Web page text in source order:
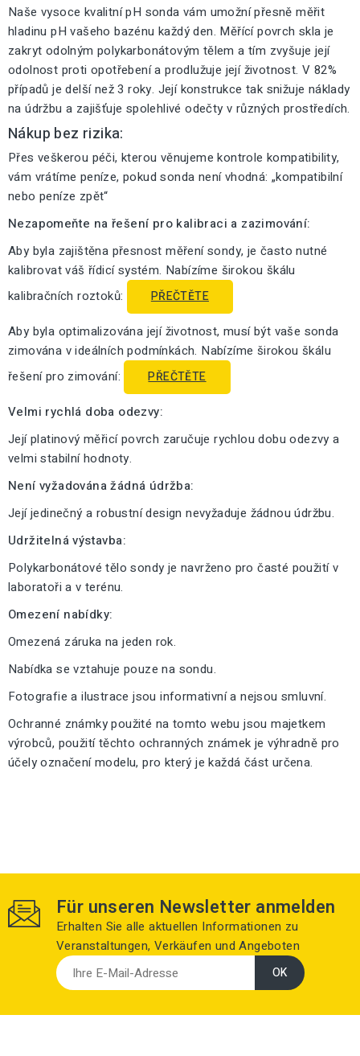
Naše vysoce kvalitní pH sonda vám umožní přesně měřit
hladinu pH vašeho bazénu každý den. Měřící povrch skla je
zakryt odolným polykarbonátovým tělem a tím zvyšuje její
odolnost proti opotřebení a prodlužuje její životnost. V 82%
případů je delší než 3 roky. Její konstrukce tak snižuje náklady
na údržbu a zajišťuje spolehlivé odečty v různých prostředích.
Nákup bez rizika:
Přes veškerou péči, kterou věnujeme kontrole kompatibility,
vám vrátíme peníze, pokud sonda není vhodná: „kompatibilní
nebo peníze zpět“
Nezapomeňte na řešení pro kalibraci a zazimování:
Aby byla zajištěna přesnost měření sondy, je často nutné
kalibrovat váš řídicí systém. Nabízíme širokou škálu
kalibračních roztoků:
PŘEČTĚTE
Aby byla optimalizována její životnost, musí být vaše sonda
zimována v ideálních podmínkách. Nabízíme širokou škálu
řešení pro zimování:
PŘEČTĚTE
Velmi rychlá doba odezvy:
Její platinový měřicí povrch zaručuje rychlou dobu odezvy a
velmi stabilní hodnoty.
Není vyžadována žádná údržba:
Její jedinečný a robustní design nevyžaduje žádnou údržbu.
Udržitelná výstavba:
Polykarbonátové tělo sondy je navrženo pro časté použití v
laboratoři a v terénu.
Omezení nabídky:
Omezená záruka na jeden rok.
Nabídka se vztahuje pouze na sondu.
Fotografie a ilustrace jsou informativní a nejsou smluvní.
Ochranné známky použité na tomto webu jsou majetkem
výrobců, použití těchto ochranných známek je výhradně pro
účely označení modelu, pro který je každá část určena.
Für unseren Newsletter anmelden
Erhalten Sie alle aktuellen Informationen zu
Veranstaltungen, Verkäufen und Angeboten